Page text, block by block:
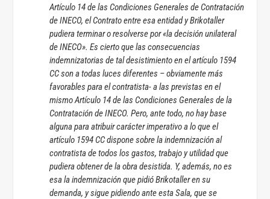
Artículo 14 de las Condiciones Generales de Contratación
de INECO, el Contrato entre esa entidad y Brikotaller
pudiera terminar o resolverse por «la decisión unilateral
de INECO». Es cierto que las consecuencias
indemnizatorias de tal desistimiento en el artículo 1594
CC son a todas luces diferentes – obviamente más
favorables para el contratista- a las previstas en el
mismo Artículo 14 de las Condiciones Generales de la
Contratación de INECO. Pero, ante todo, no hay base
alguna para atribuir carácter imperativo a lo que el
artículo 1594 CC dispone sobre la indemnización al
contratista de todos los gastos, trabajo y utilidad que
pudiera obtener de la obra desistida. Y, además, no es
esa la indemnización que pidió Brikotaller en su
demanda, y sigue pidiendo ante esta Sala, que se